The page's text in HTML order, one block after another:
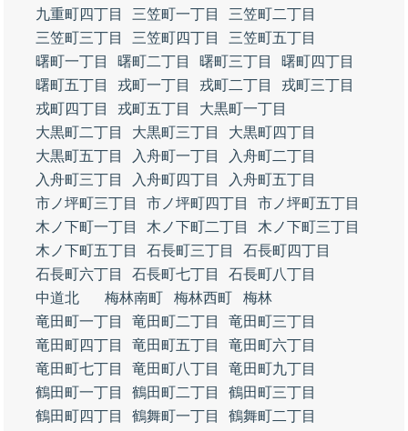
九重町四丁目
三笠町一丁目
三笠町二丁目
三笠町三丁目
三笠町四丁目
三笠町五丁目
曙町一丁目
曙町二丁目 曙町三丁目
曙町四丁目
曙町五丁目
戎町一丁目 戎町二丁目
戎町三丁目
戎町四丁目
戎町五丁目
大黒町一丁目
大黒町二丁目
大黒町三丁目
大黒町四丁目
大黒町五丁目
入舟町一丁目
入舟町二丁目
入舟町三丁目
入舟町四丁目
入舟町五丁目
市ノ坪町三丁目
市ノ坪町四丁目
市ノ坪町五丁目
木ノ下町一丁目
木ノ下町二丁目
木ノ下町三丁目
木ノ下町五丁目
石長町三丁目
石長町四丁目
石長町六丁目
石長町七丁目
石長町八丁目
中道北
梅林南町 梅林西町
梅林
竜田町一丁目
竜田町二丁目
竜田町三丁目
竜田町四丁目
竜田町五丁目
竜田町六丁目
竜田町七丁目
竜田町八丁目
竜田町九丁目
鶴田町一丁目
鶴田町二丁目
鶴田町三丁目
鶴田町四丁目
鶴舞町一丁目
鶴舞町二丁目